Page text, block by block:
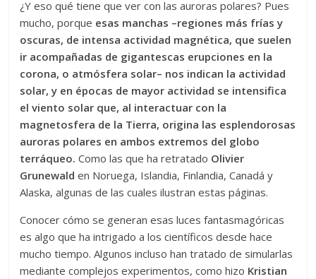
¿Y eso qué tiene que ver con las auroras polares? Pues
mucho, porque esas manchas –regiones más frías y
oscuras, de intensa actividad magnética, que suelen
ir acompañadas de gigantescas erupciones en la
corona, o atmósfera solar– nos indican la actividad
solar, y en épocas de mayor actividad se intensifica
el viento solar que, al interactuar con la
magnetosfera de la Tierra, origina las esplendorosas
auroras polares en ambos extremos del globo
terráqueo. Como las que ha retratado Olivier
Grunewald en No­­ruega, Islandia, Finlandia, Canadá y
Alaska, algunas de las cuales ilustran estas páginas.
Conocer cómo se generan esas luces fantasmagóricas
es algo que ha intrigado a los científi­cos desde hace
mucho tiempo. Algunos incluso han tratado de simularlas
mediante complejos experimentos, como hizo Kristian